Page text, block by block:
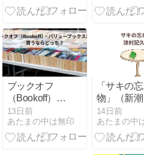
「SAO」「狼
1000冊(8/13ま
で)
めっちゃ
ブックオフ
（Bookoff）・
バリューブッ
クス比較 買う
ならどっち？
13日前
あたまの中は無印
「サキの
物」（新
庫）津村記
子 感想・
ュー
14日前
あたまの中